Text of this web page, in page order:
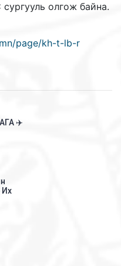
олгож байна.
page/kh-t-lb-r
✈️
Их